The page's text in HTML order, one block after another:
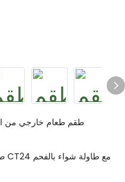
طقم طعام خارجي من
طقم طعام خارجي مقاوم للعوامل الجوية CT24 مع طاولة شواء بالفحم